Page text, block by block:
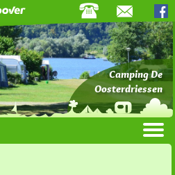
Camping De
Oosterdriessen
Next